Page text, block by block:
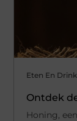
Eten En
Ontdek
Honing,